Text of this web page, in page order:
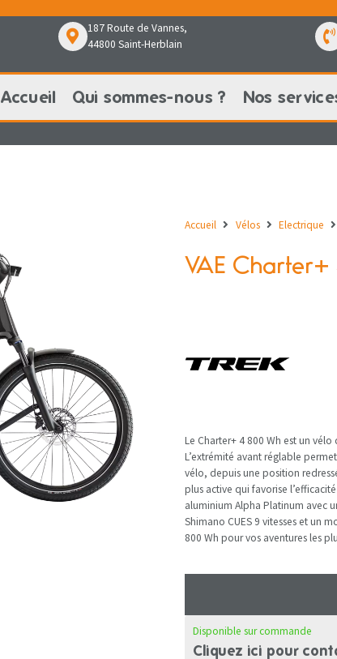
187 Route de Vannes,
44800 Saint-Herblain
Accueil Qui sommes-nous ? Nos
Qui sommes-nous ?
Accueil Vélos Electrique
VAE Charter+
Le Charter+ 4 800 Wh est un
L’extrémité avant réglable
vélo, depuis une position
plus active qui favorise
aluminium Alpha Platinum avec
Shimano CUES 9 vitesses et un
800 Wh pour vos aventures les
Disponible sur commande
Cliquez ici pour